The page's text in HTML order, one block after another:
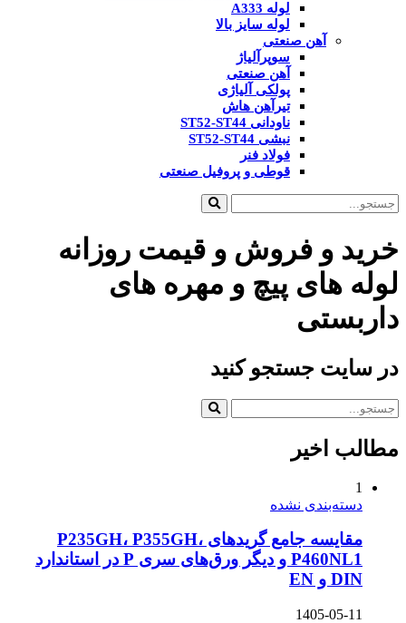
لوله A333
لوله سایز بالا
آهن صنعتی
سوپرآلیاژ
آهن صنعتی
پولکی آلیاژی
تیرآهن هاش
ناودانی ST52-ST44
نبشی ST52-ST44
فولاد فنر
قوطی و پروفیل صنعتی
خرید و فروش و قیمت روزانه
لوله های پیچ و مهره های
داربستی
در سایت جستجو کنید
مطالب اخیر
1
دسته‌بندی نشده
مقایسه جامع گریدهای P235GH، P355GH،
P460NL1 و دیگر ورق‌های سری P در استاندارد
DIN و EN
1405-05-11